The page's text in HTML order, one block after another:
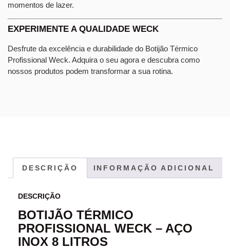
momentos de lazer.
EXPERIMENTE A QUALIDADE WECK
Desfrute da excelência e durabilidade do Botijão Térmico
Profissional Weck. Adquira o seu agora e descubra como
nossos produtos podem transformar a sua rotina.
DESCRIÇÃO INFORMAÇÃO ADICIONAL
DESCRIÇÃO
BOTIJÃO TÉRMICO
PROFISSIONAL WECK – AÇO
INOX 8 LITROS